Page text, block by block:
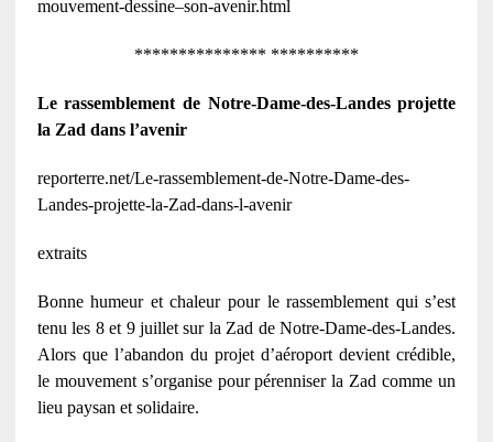
mouvement-dessine–son-avenir.html
*************** **********
Le rassemblement de Notre-Dame-des-Landes projette
la Zad dans l’avenir
reporterre.net/Le-rassemblement-de-Notre-Dame-des-
Landes-projette-la-Zad-dans-l-avenir
extraits
Bonne humeur et chaleur pour le rassemblement qui s’est
tenu les 8 et 9 juillet sur la Zad de Notre-Dame-des-Landes.
Alors que l’abandon du projet d’aéroport devient crédible,
le mouvement s’organise pour pérenniser la Zad comme un
lieu paysan et solidaire.